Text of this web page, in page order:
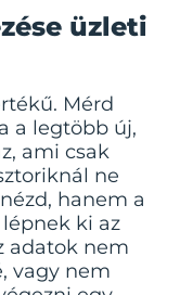
üzleti
Mérd
a legtöbb új,
ami csak
ne
hanem a
ki az
adatok nem
vagy nem